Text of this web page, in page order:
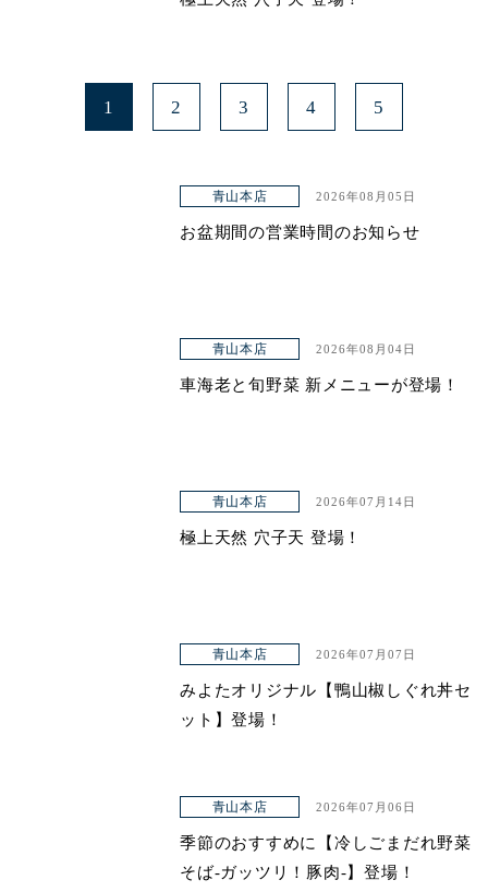
1 2 3 4 5
青山本店 2026年08月05日
お盆期間の営業時間のお知らせ
青山本店 2026年08月04日
車海老と旬野菜 新メニューが登場！
青山本店 2026年07月14日
極上天然 穴子天 登場！
青山本店 2026年07月07日
みよたオリジナル【鴨山椒しぐれ丼セ
ット】登場！
青山本店 2026年07月06日
季節のおすすめに【冷しごまだれ野菜
そば-ガッツリ！豚肉-】登場！